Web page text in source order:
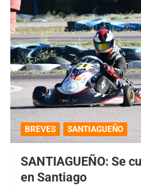
BREVES SANTIAGUEÑO
SANTIAGUEÑO: Se
en Santiago